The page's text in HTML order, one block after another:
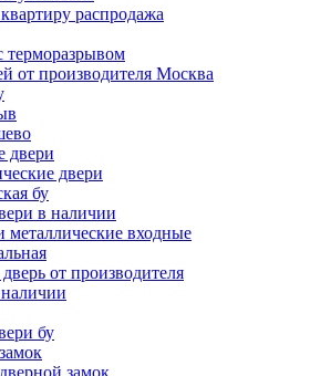
распродажа
терморазрывом
от производителя Москва
двери
двери
бу
в наличии
металлические входные
от производителя
бу
замок